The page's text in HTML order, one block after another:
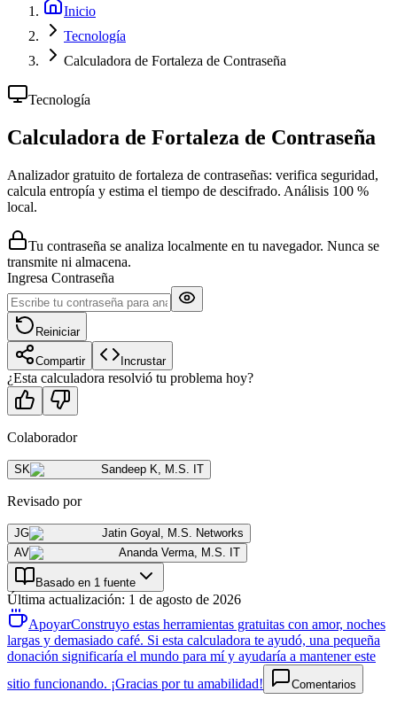
Inicio
Tecnología
Calculadora de Fortaleza de Contraseña
Tecnología
Calculadora de Fortaleza de Contraseña
Analizador gratuito de fortaleza de contraseñas: verifica seguridad,
calcula entropía y estima el tiempo de descifrado. Análisis 100 %
local.
Tu contraseña se analiza localmente en tu navegador. Nunca se
transmite ni almacena.
Ingresa Contraseña
Reiniciar
Compartir Incrustar
¿Esta calculadora resolvió tu problema hoy?
Colaborador
SK Sandeep K M.S. IT
Revisado por
JG Jatin Goyal
M.S. Networks
AV
Ananda Verma M.S. IT
Basado en 1 fuente
Última actualización: 1 de agosto de 2026
ApoyarConstruyo estas herramientas gratuitas con amor, noches
largas y demasiado café. Si esta calculadora te ayudó, una pequeña
donación significaría el mundo para mí y ayudaría a mantener este
sitio funcionando. ¡Gracias por tu amabilidad!
Comentarios